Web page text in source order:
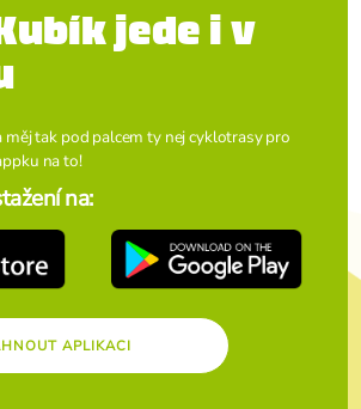
jede i v
měj tak pod palcem ty nej cyklotrasy pro
na to!
na:
APLIKACI